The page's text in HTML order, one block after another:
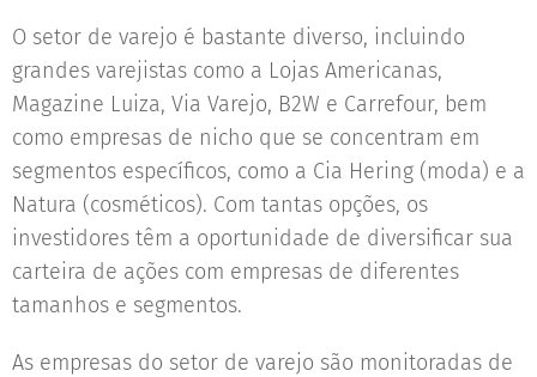
O setor de varejo é bastante diverso, incluindo
grandes varejistas como a Lojas Americanas,
Magazine Luiza, Via Varejo, B2W e Carrefour, bem
como empresas de nicho que se concentram em
segmentos específicos, como a Cia Hering (moda) e a
Natura (cosméticos). Com tantas opções, os
investidores têm a oportunidade de diversificar sua
carteira de ações com empresas de diferentes
tamanhos e segmentos.
As empresas do setor de varejo são monitoradas de